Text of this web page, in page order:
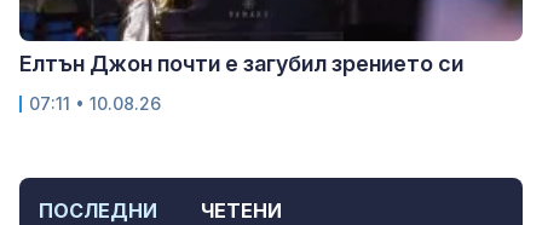
ПОСЛЕДНИ ЧЕТЕНИ
Елтън Джон почти е загубил зрението си
07:11 • 10.08.26